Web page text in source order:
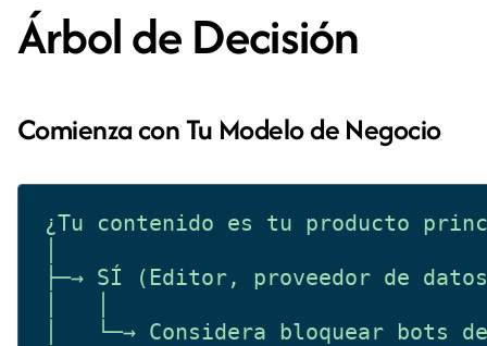
Árbol de Decisión
Comienza con Tu Modelo de Negocio
¿Tu contenido es tu producto
├─→ SÍ (Editor, proveedor de
│   └─→ Considera bloquear bots de